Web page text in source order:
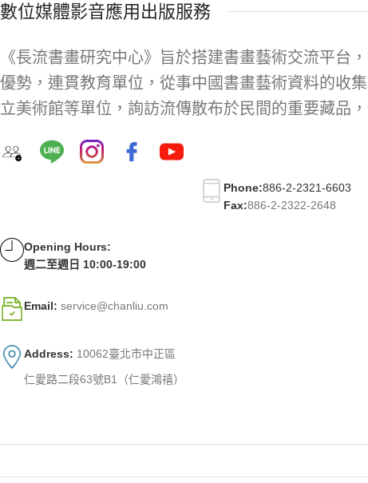
數位媒體影音應用出版服務
《長流書畫研究中心》旨於搭建書畫藝術交流平台
優勢，連貫教育單位，從事中國書畫藝術資料的收
立美術館等單位，詢訪流傳散布於民間的重要藏品
Phone:886-2-2321-6603
Fax:886-2-2322-2648
Opening Hours:
週二至週日 10:00-19:00
Email: service@chanliu.com
Address: 10062臺北市中正區
仁愛路二段63號B1（仁愛鴻禧）